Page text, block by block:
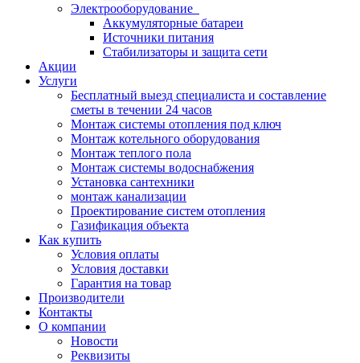
Электрооборудование
Аккумуляторные батареи
Источники питания
Стабилизаторы и защита сети
Акции
Услуги
Бесплатный выезд специалиста и составление
сметы в течении 24 часов
Монтаж системы отопления под ключ
Монтаж котельного оборудования
Монтаж теплого пола
Монтаж системы водоснабжения
Установка сантехники
монтаж канализации
Проектирование систем отопления
Газификация объекта
Как купить
Условия оплаты
Условия доставки
Гарантия на товар
Производители
Контакты
О компании
Новости
Реквизиты